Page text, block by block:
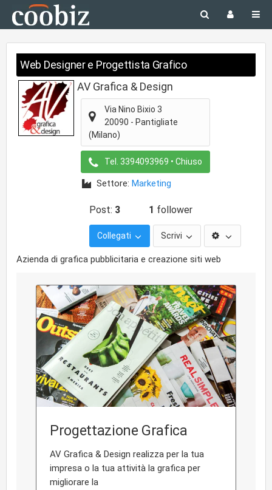
Web Designer e Progettista Grafico
AV Grafica & Design
Via Nino Bixio 3
20090 - Pantigliate
(Milano)
Tel. 3394093969 • Chiuso
Settore: Marketing
Post: 3 1 follower
Collegati Scrivi
Azienda di grafica pubblicitaria e creazione siti web
Progettazione Grafica
AV Grafica & Design realizza per la tua
impresa o la tua attività la grafica per
migliorare la